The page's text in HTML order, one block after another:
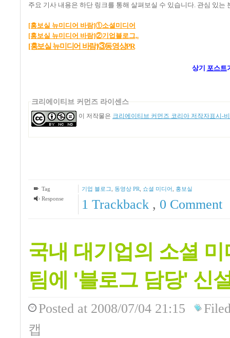
주요 기사 내용은 하단 링크를 통해 살펴보실 수 있습니다. 관심 있는
[홍보실 뉴미디어 바람]①소셜미디어
[홍보실 뉴미디어 바람]②기업블로그,.
[홍보실 뉴미디어 바람]③동영상PR
상기 포스트
크리에이티브 커먼즈 라이센스
이 저작물은 크리에이티브 커먼즈 코리아 저작자표시-
Tag 기업 블로그 동영상 PR 쇼셜 미디어 홍보실
Response
1 Trackback , 0 Comment
국내 대기업의 소셜
팀에 '블로그 담당' 신
Posted at 2008/07/04 21:15
캡